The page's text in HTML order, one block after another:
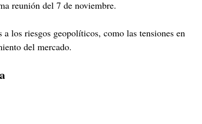
reunión del 7 de noviembre.
los riesgos geopolíticos, como las tensiones en
del mercado.